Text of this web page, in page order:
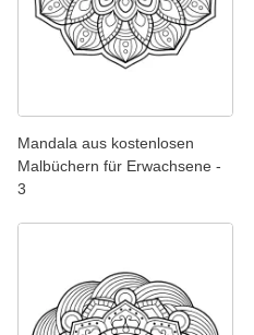
Mandala aus kostenlosen
Malbüchern für Erwachsene -
3